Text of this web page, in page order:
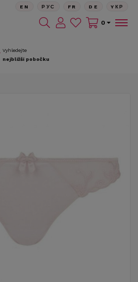
Vyhledejte
nejbližší pobočku
EN РУС FR DE YКР
0